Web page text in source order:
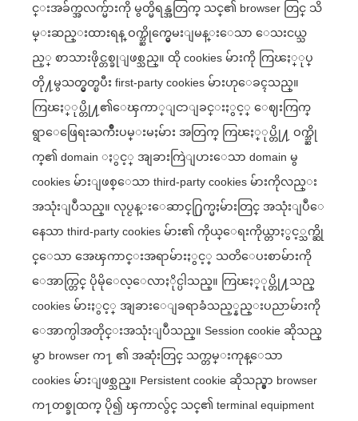
င္းအခ်က္အလက္မ်ားကို မွတ္မိရန္အတြက္ သင္၏ browser တြင္ သိ
မ္းဆည္းထားရန္ ဝက္ဘ္ဆိုက္မွေမးျမန္းေသာ ေသးငယ္သ
ည့္ စာသားဖိုင္တစ္ခုျဖစ္သည္။ ထို cookies မ်ားကို ကြၽႏ္ုပ္
တို႔မွသတ္မွတ္ၿပီး first-party cookies မ်ားဟုေခၚသည္။
ကြၽႏ္ုပ္တို႔၏ေၾကာ္ျငာျခင္းႏွင့္ ေဈးကြက္
ရွာေဖြေရးႀကိဳးပမ္းမႈမ်ား အတြက္ ကြၽႏ္ုပ္တို႔ ဝက္ဘ္ဆို
က္၏ domain ႏွင့္ အျခားကြဲျပားေသာ domain မွ
cookies မ်ားျဖစ္ေသာ third-party cookies မ်ားကိုလည္း
အသုံးျပဳသည္။ လုပ္ငန္းေဆာင္႐ြက္မႈမ်ားတြင္ အသုံးျပဳေ
နေသာ third-party cookies မ်ား၏ ကိုယ္ေရးကိုယ္တာႏွင့္သက္ဆို
င္ေသာ အေၾကာင္းအရာမ်ားႏွင့္ သတိေပးစာမ်ားကို
ေအာက္တြင္ ပိုမိုေလ့ေလာႏိုင္ပါသည္။ ကြၽႏ္ုပ္တို႔သည္
cookies မ်ားႏွင့္ အျခားေျခရာခံသည့္နည္းပညာမ်ားကို
ေအာက္ပါအတိုင္းအသုံးျပဳသည္။ Session cookie ဆိုသည္
မွာ browser က႑ ၏ အဆုံးတြင္ သက္တမ္းကုန္ေသာ
cookies မ်ားျဖစ္သည္။ Persistent cookie ဆိုသည္မွာ browser
က႑တစ္ခုထက္ ပို၍ ၾကာလွ်င္ သင္၏ terminal equipment